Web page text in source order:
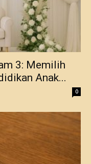
3: Memilih
Anak...
0